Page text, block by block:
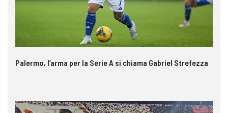
Palermo, l’arma per la Serie A si chiama Gabriel Strefezza